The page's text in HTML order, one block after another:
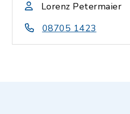
Lorenz Petermaier
08705 1423